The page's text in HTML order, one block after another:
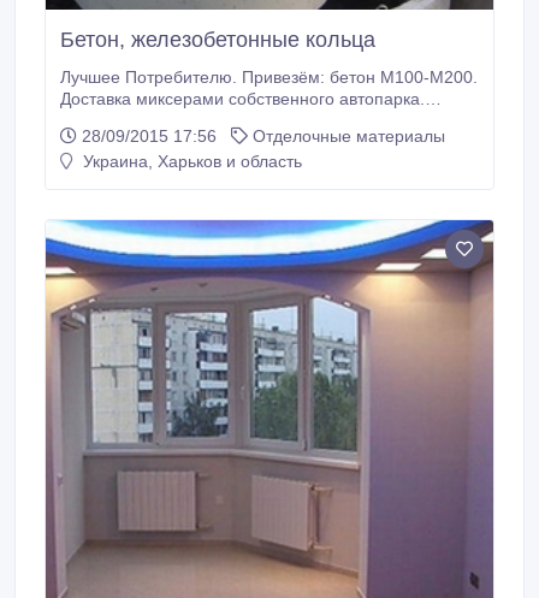
Бетон, железобетонные кольца
Лучшее Потребителю. Привезём: бетон М100-М200.
Доставка миксерами собственного автопарка.
Известковый и Цементный. http://beton-ua.kh.ua/
(050)-617-93-01, (057)-761-95-00, (063)-106-24-12
28/09/2015 17:56
Отделочные материалы
Украина, Харьков и область